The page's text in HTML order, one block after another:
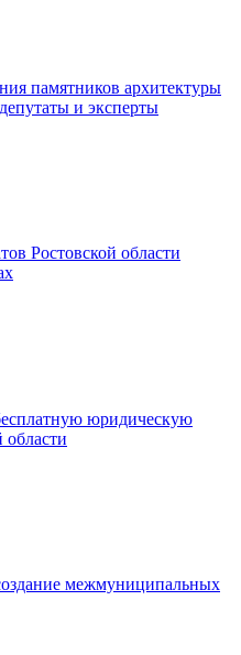
памятников архитектуры
и эксперты
Ростовской области
юридическую
области
межмуниципальных